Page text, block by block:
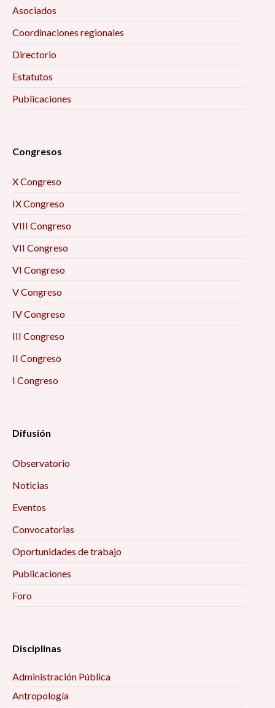
Asociados
Coordinaciones regionales
Directorio
Estatutos
Publicaciones
Congresos
X Congreso
IX Congreso
VIII Congreso
VII Congreso
VI Congreso
V Congreso
IV Congreso
III Congreso
II Congreso
I Congreso
Difusión
Observatorio
Noticias
Eventos
Convocatorias
Oportunidades de trabajo
Publicaciones
Foro
Disciplinas
Administración Pública
Antropología